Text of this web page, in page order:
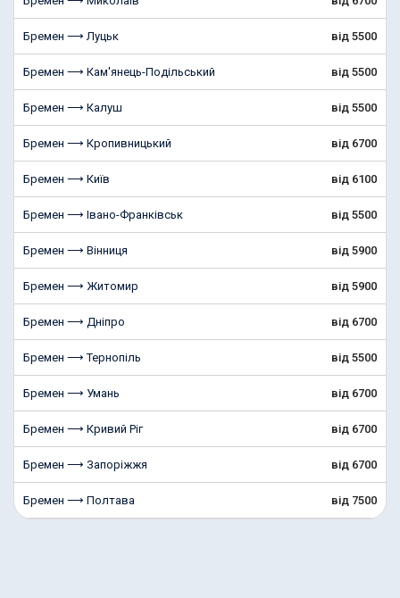
Бремен ⟶ Луцьк від 5500
Бремен ⟶ Кам'янець-Подільський від 5500
Бремен ⟶ Калуш від 5500
Бремен ⟶ Кропивницький від 6700
Бремен ⟶ Київ від 6100
Бремен ⟶ Івано-Франківськ від 5500
Бремен ⟶ Вінниця від 5900
Бремен ⟶ Житомир від 5900
Бремен ⟶ Дніпро від 6700
Бремен ⟶ Тернопіль від 5500
Бремен ⟶ Умань від 6700
Бремен ⟶ Кривий Ріг від 6700
Бремен ⟶ Запоріжжя від 6700
Бремен ⟶ Полтава від 7500